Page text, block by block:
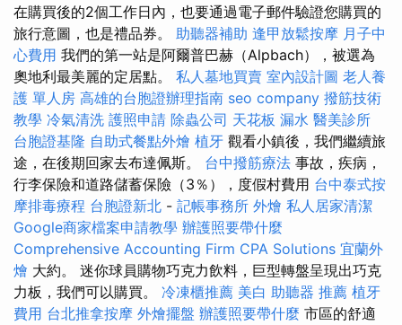
在購買後的2個工作日內，也要通過電子郵件驗證您購買的
旅行意圖，也是禮品券。 助聽器補助 逢甲放鬆按摩 月子中
心費用 我們的第一站是阿爾普巴赫（Alpbach），被選為
奧地利最美麗的定居點。 私人墓地買賣 室內設計圖 老人養
護 單人房 高雄的台胞證辦理指南 seo company 撥筋技術
教學 冷氣清洗 護照申請 除蟲公司 天花板 漏水 醫美診所
台胞證基隆 自助式餐點外燴 植牙 觀看小鎮後，我們繼續旅
途，在後期回家去布達佩斯。 台中撥筋療法 事故，疾病，
行李保險和道路儲蓄保險（3％），度假村費用 台中泰式按
摩排毒療程 台胞證新北 - 記帳事務所 外燴 私人居家清潔
Google商家檔案申請教學 辦護照要帶什麼
Comprehensive Accounting Firm CPA Solutions 宜蘭外
燴 大約。 迷你球員購物巧克力飲料，巨型轉盤呈現出巧克
力板，我們可以購買。 冷凍櫃推薦 美白 助聽器 推薦 植牙
費用 台北推拿按摩 外燴擺盤 辦護照要帶什麼 市區的舒適